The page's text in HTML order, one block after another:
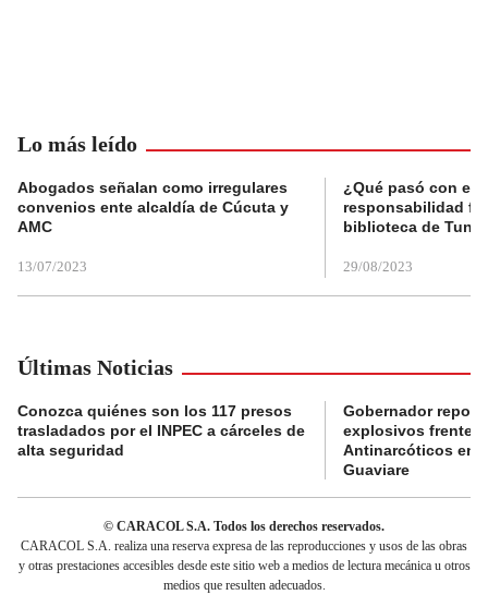
Lo más leído
Abogados señalan como irregulares
convenios ente alcaldía de Cúcuta y
AMC
13/07/2023
¿Qué pasó con el
responsabilidad
biblioteca de
29/08/2023
Últimas Noticias
Conozca quiénes son los 117 presos
trasladados por el INPEC a cárceles de
alta seguridad
Gobernador
explosivos frente a
Antinarcóticos en
Guaviare
© CARACOL S.A. Todos los derechos reservados.
CARACOL S.A. realiza una reserva expresa de las reproducciones y usos de las obras
y otras prestaciones accesibles desde este sitio web a medios de lectura mecánica u otros
medios que resulten adecuados.